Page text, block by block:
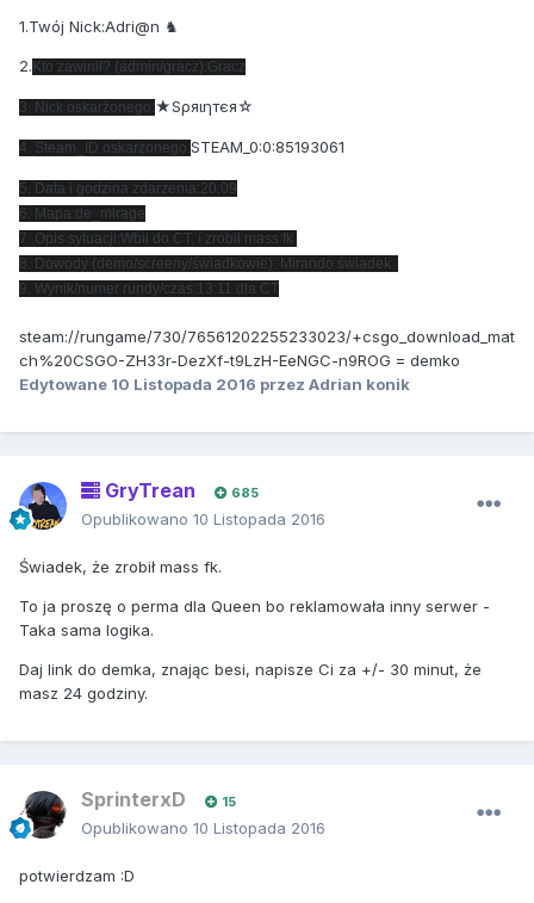
1.Twój Nick:Adri@n ♞
2. Kto zawinił? (admin/gracz):Gracz
3. Nick oskarżonego:★Sρяιηтєя☆
4. Steam_ID oskarżonego:STEAM_0:0:85193061
5. Data i godzina zdarzenia:20:09
6. Mapa:de_mirage
7. Opis sytuacji:Wbił do CT, i zrobił mass fk
8. Dowody (demo/screeny/świadkowie): Mirando świadek
9. Wynik/numer rundy/czas:13:11 dla CT
steam://rungame/730/76561202255233023/+csgo_download_mat
ch%20CSGO-ZH33r-DezXf-t9LzH-EeNGC-n9ROG = demko
Edytowane 10 Listopada 2016 przez Adrian konik
GryTrean 685
Opublikowano 10 Listopada 2016
Świadek, że zrobił mass fk.
To ja proszę o perma dla Queen bo reklamowała inny serwer -
Taka sama logika.
Daj link do demka, znając besi, napisze Ci za +/- 30 minut, że
masz 24 godziny.
SprinterxD 15
Opublikowano 10 Listopada 2016
potwierdzam :D